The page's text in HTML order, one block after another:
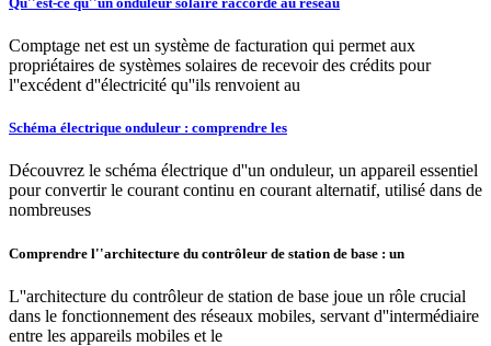
Comptage net est un système de facturation qui permet aux
propriétaires de systèmes solaires de recevoir des crédits pour
l''excédent d''électricité qu''ils renvoient au
Schéma électrique onduleur : comprendre les
Découvrez le schéma électrique d''un onduleur, un appareil essentiel
pour convertir le courant continu en courant alternatif, utilisé dans de
nombreuses
Comprendre l''architecture du contrôleur de station de base : un
L''architecture du contrôleur de station de base joue un rôle crucial
dans le fonctionnement des réseaux mobiles, servant d''intermédiaire
entre les appareils mobiles et le